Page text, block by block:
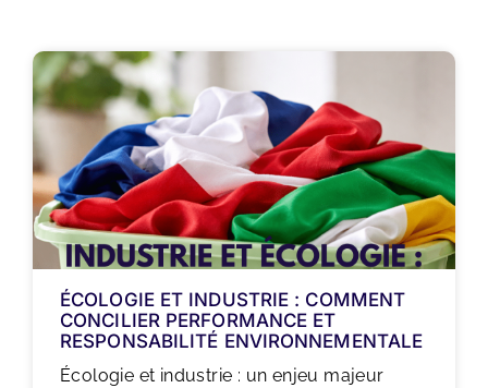
ÉCOLOGIE ET INDUSTRIE : COMMENT
CONCILIER PERFORMANCE ET
RESPONSABILITÉ ENVIRONNEMENTALE
Écologie et industrie : un enjeu majeur